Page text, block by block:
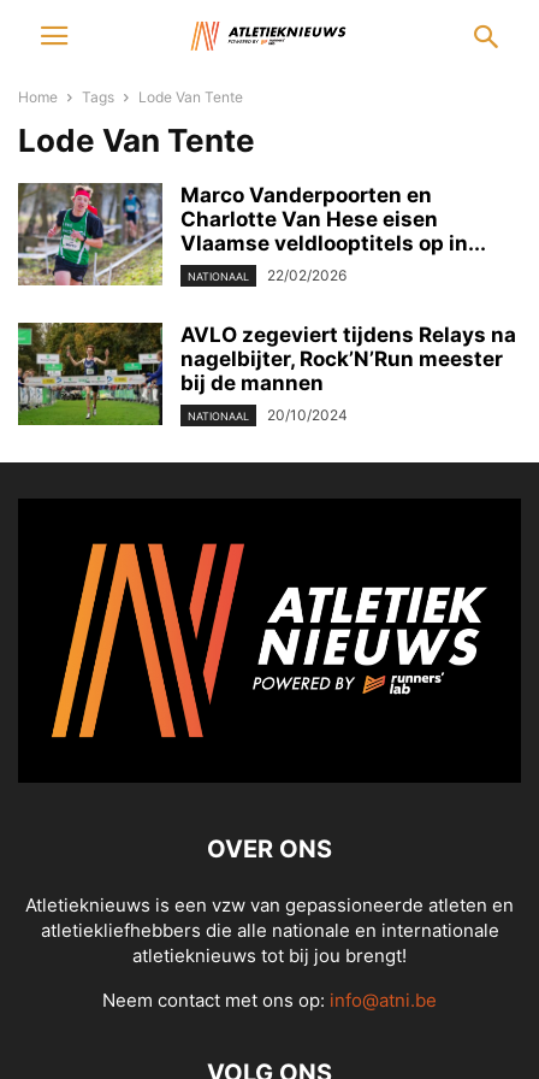
Home Tags Lode Van Tente
Lode Van Tente
Marco Vanderpoorten en
Charlotte Van Hese eisen
Vlaamse veldlooptitels op in...
NATIONAAL 22/02/2026
AVLO zegeviert tijdens Relays na
nagelbijter, Rock’N’Run meester
bij de mannen
NATIONAAL 20/10/2024
OVER ONS
Atletieknieuws is een vzw van gepassioneerde atleten en
atletiekliefhebbers die alle nationale en internationale
atletieknieuws tot bij jou brengt!
Neem contact met ons op: info@atni.be
VOLG ONS